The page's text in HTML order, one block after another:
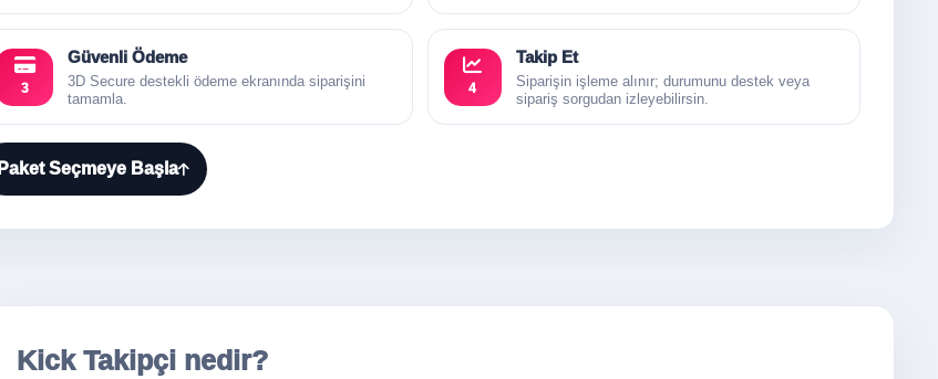
3
Güvenli Ödeme
3D Secure destekli ödeme ekranında siparişini
tamamla.
4
Takip Et
Siparişin işleme alınır; durumunu destek veya
sipariş sorgudan izleyebilirsin.
Paket Seçmeye Başla
Kick Takipçi nedir?